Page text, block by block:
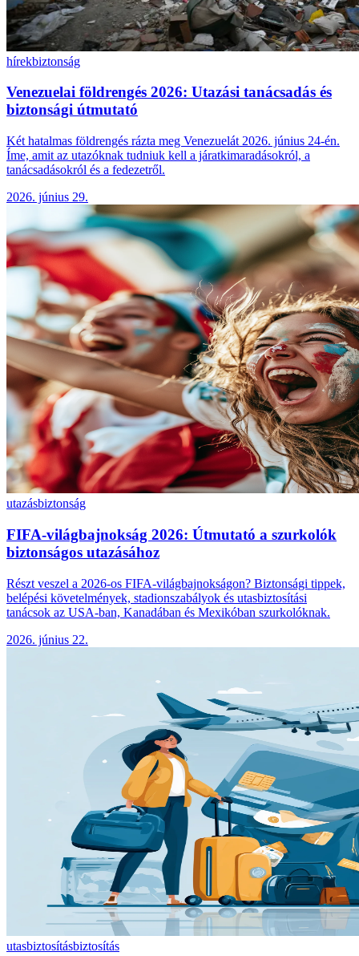
hírekbiztonság
Venezuelai földrengés 2026: Utazási tanácsadás és
biztonsági útmutató
Két hatalmas földrengés rázta meg Venezuelát 2026. június 24-én.
Íme, amit az utazóknak tudniuk kell a járatkimaradásokról, a
tanácsadásokról és a fedezetről.
2026. június 29.
utazásbiztonság
FIFA-világbajnokság 2026: Útmutató a szurkolók
biztonságos utazásához
Részt veszel a 2026-os FIFA-világbajnokságon? Biztonsági tippek,
belépési követelmények, stadionszabályok és utasbiztosítási
tanácsok az USA-ban, Kanadában és Mexikóban szurkolóknak.
2026. június 22.
utasbiztosításbiztosítás